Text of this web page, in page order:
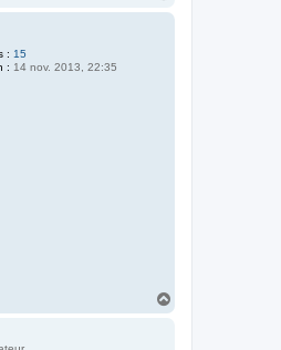
: 15
: 14 nov. 2013, 22:35